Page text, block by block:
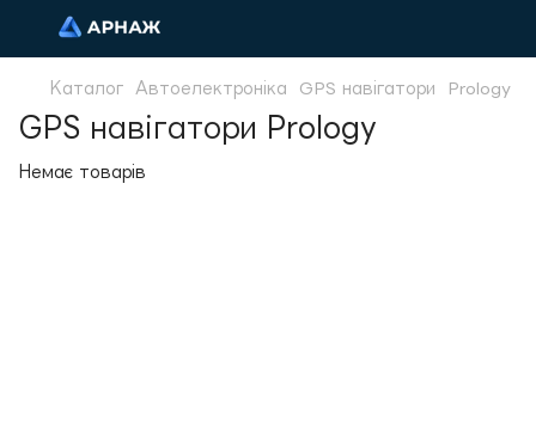
Каталог Автоелектроніка GPS навігатори Prology
GPS навігатори Prology
Немає товарів